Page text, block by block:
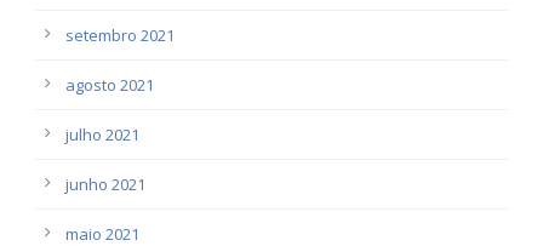
setembro 2021
agosto 2021
julho 2021
junho 2021
maio 2021